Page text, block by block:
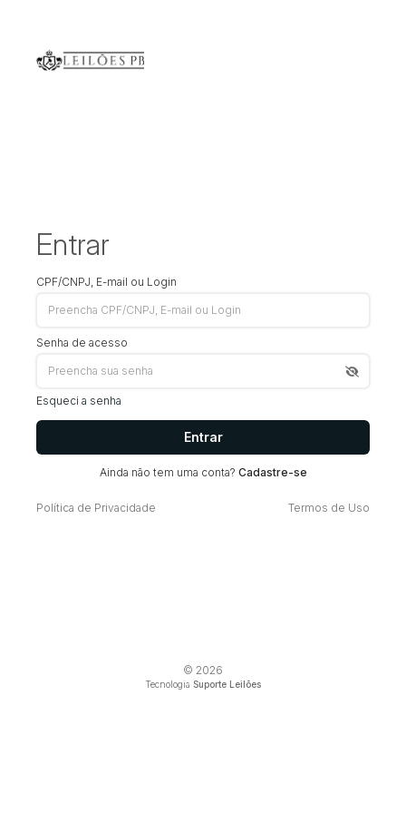
Entrar
CPF/CNPJ, E-mail ou Login
Senha de acesso
Esqueci a senha
Entrar
Ainda não tem uma conta? Cadastre-se
Política de Privacidade Termos de Uso
© 2026
Tecnologia Suporte Leilões